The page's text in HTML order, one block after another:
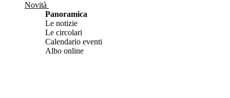
Novità
Panoramica
Le notizie
Le circolari
Calendario eventi
Albo online